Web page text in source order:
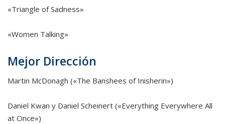
«Triangle of Sadness»
«Women Talking»
Mejor Dirección
Martin McDonagh («The Banshees of Inisherin»)
Daniel Kwan y Daniel Scheinert («Everything Everywhere All
at Once»)